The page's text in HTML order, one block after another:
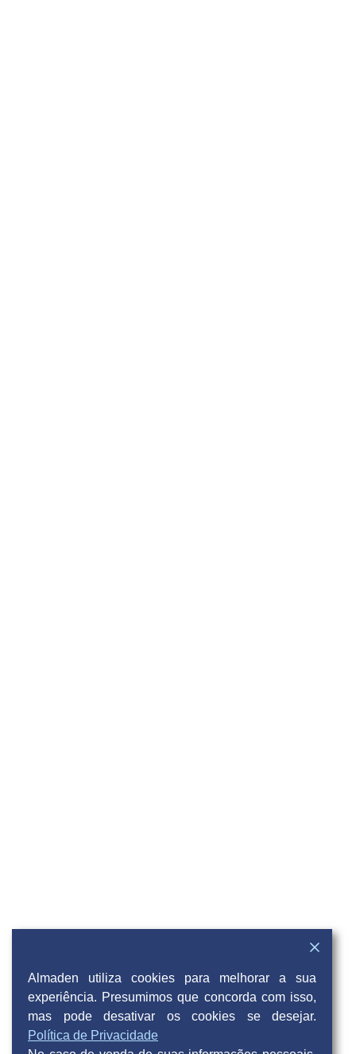
Almaden utiliza cookies para melhorar a sua
experiência. Presumimos que concorda com isso,
mas pode desativar os cookies se desejar.
Política de Privacidade